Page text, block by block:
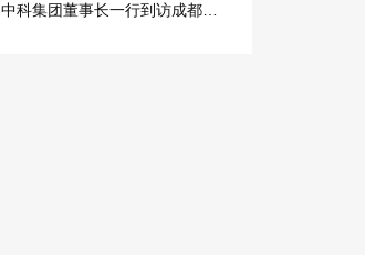
中科集团董事长一行到访成都有机，共探合作新契机